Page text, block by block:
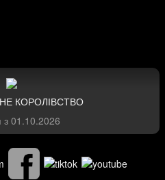
КОРОЛІВСТВО
з01.10.2026